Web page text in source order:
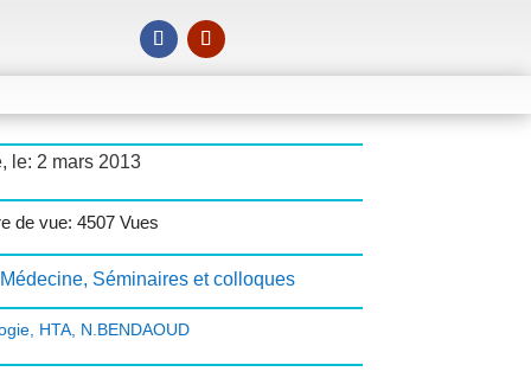
le: 2 mars 2013
de vue: 4507 Vues
Médecine, Séminaires et colloques
, HTA, N.BENDAOUD